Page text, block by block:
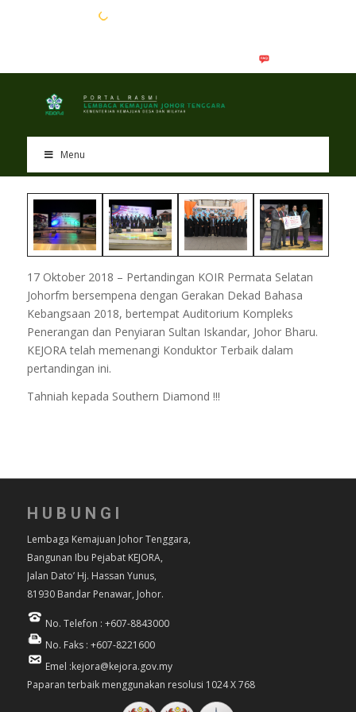
Menu
17 Oktober 2018 – Pertandingan KOIR Permata Selatan
Johorfm bersempena dengan Gerakan Dekad Bahasa
Kebangsaan 2018, bertempat Auditorium Kompleks
Penerangan dan Penyiaran Sultan Iskandar, Johor Bharu.
KEJORA telah memenangi Konduktor Terbaik dalam
pertandingan ini.
Tahniah kepada Southern Diamond !!!
HUBUNGI
Lembaga Kemajuan Johor Tenggara,
Bangunan Ibu Pejabat KEJORA,
Jalan Dato’ Hj. Hassan Yunus,
81930 Bandar Penawar, Johor.
No. Telefon : +607-8843000
No. Faks : +607-8221600
Emel :kejora@kejora.gov.my
Paparan terbaik menggunakan resolusi 1024 X 768